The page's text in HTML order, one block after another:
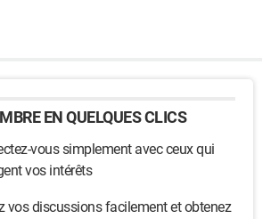
EN QUELQUES CLICS
vous simplement avec ceux qui
vos intérêts
vos discussions facilement et obtenez